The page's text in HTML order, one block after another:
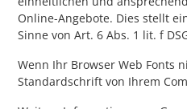
Online-Angebote. Dies stellt
Sinne von Art. 6 Abs. 1 lit. f
Wenn Ihr Browser Web Fonts
Standardschrift von Ihrem